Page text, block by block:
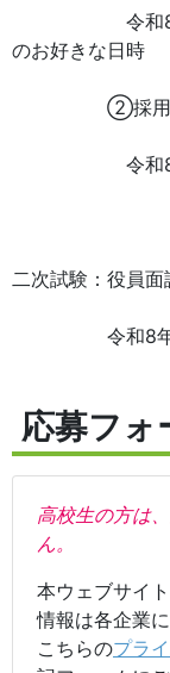
令和8年4月6
のお好きな日時
②採用担
令和8年4
二次試験：役員面
令和8年4月
応募フォ
高校生の方は
ん。
本ウェブサイ
情報は各企業
こちらのプラ